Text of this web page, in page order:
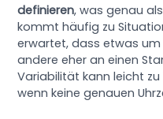
definieren, was genau
kommt häufig zu
erwartet, dass etwas
andere eher an einen
Variabilität kann leicht
wenn keine genauen